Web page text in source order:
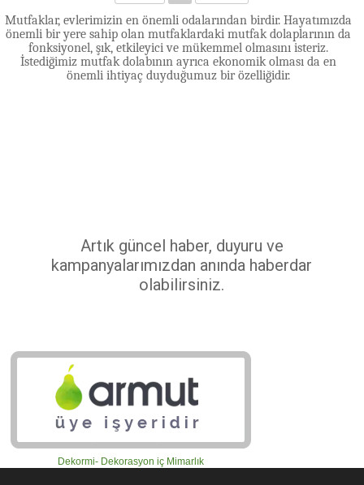
Mutfaklar, evlerimizin en önemli odalarından birdir. Hayatımızda
önemli bir yere sahip olan mutfaklardaki mutfak dolaplarının da
fonksiyonel, şık, etkileyici ve mükemmel olmasını isteriz.
İstediğimiz mutfak dolabının ayrıca ekonomik olması da en
önemli ihtiyaç duyduğumuz bir özelliğidir.
Artık güncel haber, duyuru ve
kampanyalarımızdan anında haberdar
olabilirsiniz.
Dekormi- Dekorasyon iç Mimarlık